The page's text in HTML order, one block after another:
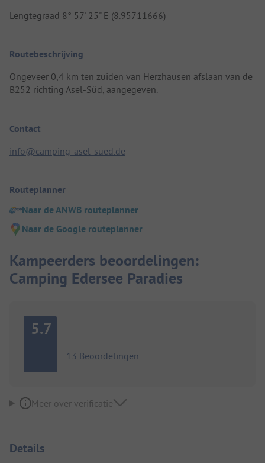
Lengtegraad 8° 57' 25" E (8.95711666)
Routebeschrijving
Ongeveer 0,4 km ten zuiden van Herzhausen afslaan van de
B252 richting Asel-Süd, aangegeven.
Contact
info@camping-asel-sued.de
Routeplanner
Naar de ANWB routeplanner
Naar de Google routeplanner
Kampeerders beoordelingen:
Camping Edersee Paradies
5.7
13 Beoordelingen
Meer over verificatie
Details